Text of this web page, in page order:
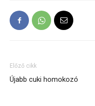
Előző cikk
Újabb cuki homokozó